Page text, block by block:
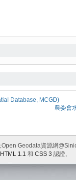
Database, MCGD)
農委會
Geodata資源網
1.1 和 CSS 3 認證。